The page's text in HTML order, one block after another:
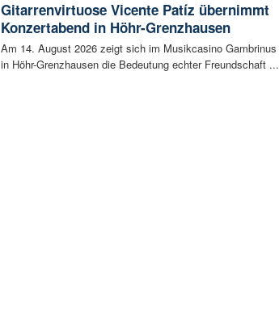
Gitarrenvirtuose Vicente Patíz übernimmt
Konzertabend in Höhr-Grenzhausen
Am 14. August 2026 zeigt sich im Musikcasino Gambrinus
in Höhr-Grenzhausen die Bedeutung echter Freundschaft ...